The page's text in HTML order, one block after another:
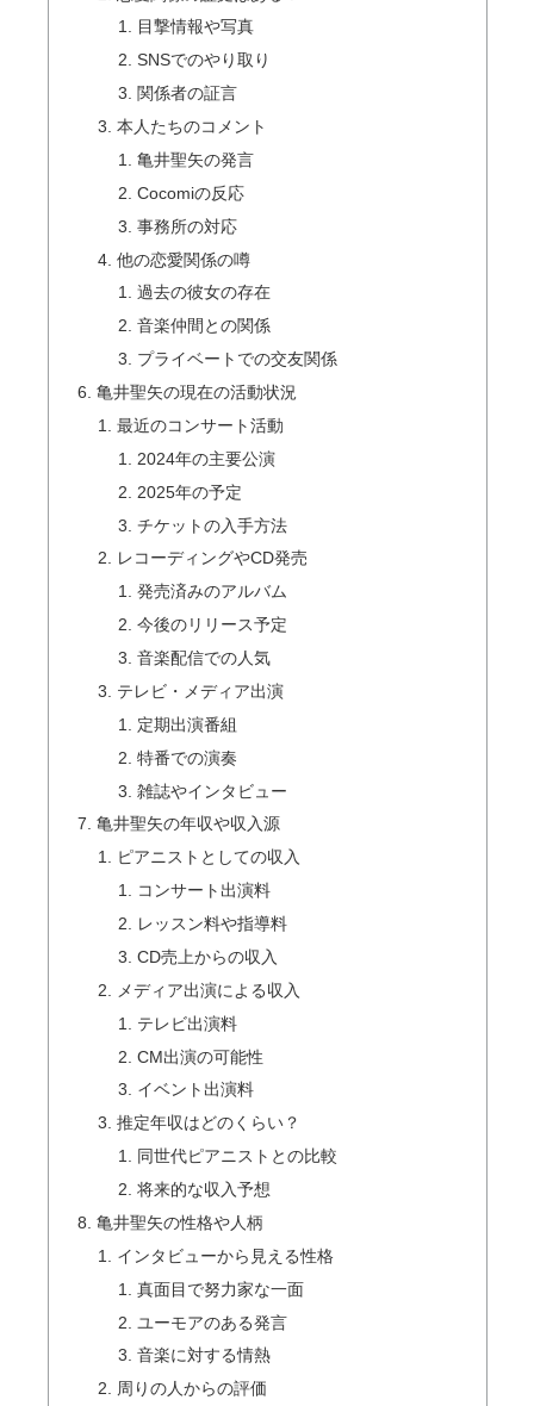
目撃情報や写真
SNSでのやり取り
関係者の証言
本人たちのコメント
亀井聖矢の発言
Cocomiの反応
事務所の対応
他の恋愛関係の噂
過去の彼女の存在
音楽仲間との関係
プライベートでの交友関係
亀井聖矢の現在の活動状況
最近のコンサート活動
2024年の主要公演
2025年の予定
チケットの入手方法
レコーディングやCD発売
発売済みのアルバム
今後のリリース予定
音楽配信での人気
テレビ・メディア出演
定期出演番組
特番での演奏
雑誌やインタビュー
亀井聖矢の年収や収入源
ピアニストとしての収入
コンサート出演料
レッスン料や指導料
CD売上からの収入
メディア出演による収入
テレビ出演料
CM出演の可能性
イベント出演料
推定年収はどのくらい？
同世代ピアニストとの比較
将来的な収入予想
亀井聖矢の性格や人柄
インタビューから見える性格
真面目で努力家な一面
ユーモアのある発言
音楽に対する情熱
周りの人からの評価